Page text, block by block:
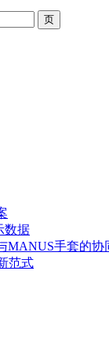
数据
MANUS手套的协
范式